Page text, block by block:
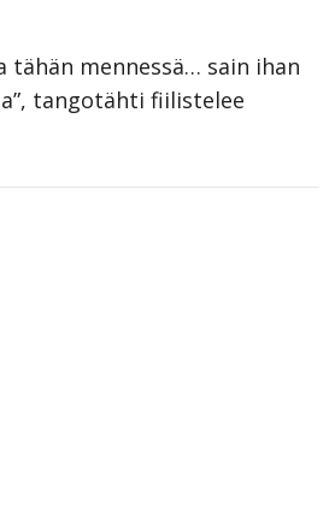
tähän mennessä… sain ihan
tangotähti fiilistelee